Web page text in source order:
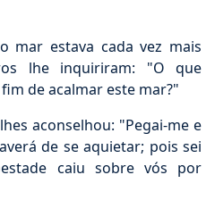
mar estava cada vez mais
lhe inquiriram: "O que
de acalmar este mar?"
aconselhou: "Pegai-me e
de se aquietar; pois sei
caiu sobre vós por